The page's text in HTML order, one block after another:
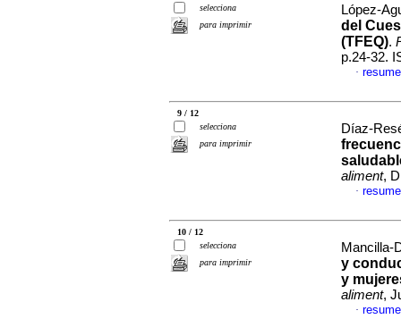
selecciona
para imprimir
López-
del
(TFEQ).
p.24-32.
·
9 / 12
selecciona
para imprimir
Díaz-
aliment,
·
10 / 12
selecciona
para imprimir
Mancilla-
y
y
aliment,
·